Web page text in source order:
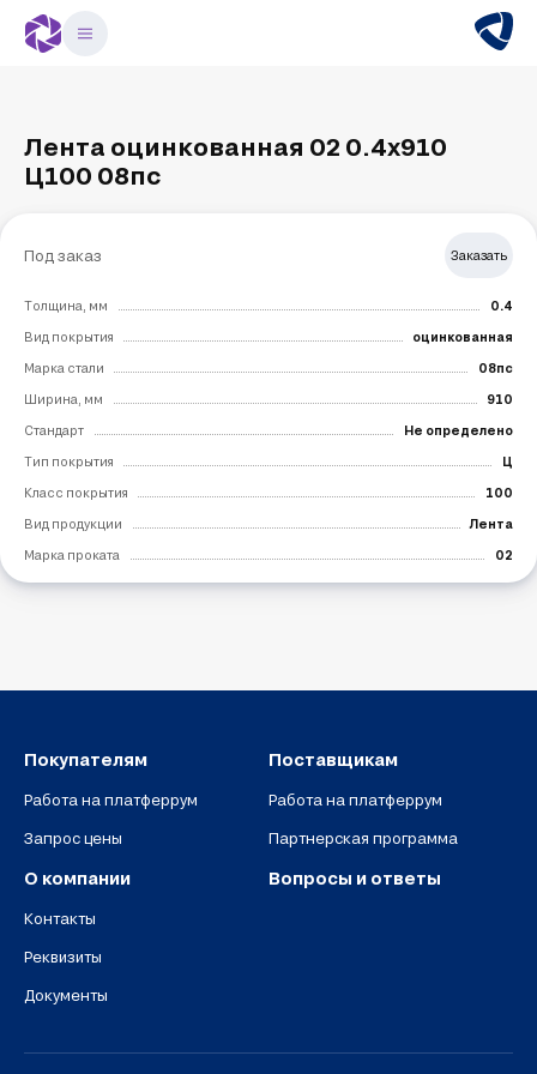
Лента оцинкованная 02 0.4х910
Ц100 08пс
Под заказ Заказать
Толщина, мм 0.4
Вид покрытия оцинкованная
Марка стали 08пс
Ширина, мм 910
Стандарт Не определено
Тип покрытия Ц
Класс покрытия 100
Вид продукции Лента
Марка проката 02
Покупателям
Работа на платферрум
Запрос цены
Поставщикам
Работа на платферрум
Партнерская программа
О компании
Контакты
Реквизиты
Документы
Вопросы и ответы